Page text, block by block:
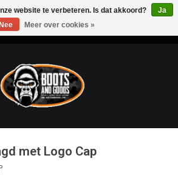
met Logo Cap
website te verbeteren. Is dat akkoord?
Ja
Nee
Meer over cookies »